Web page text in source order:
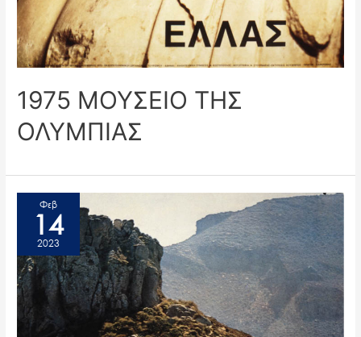
1975 ΜΟΥΣΕΙΟ ΤΗΣ
ΟΛΥΜΠΙΑΣ
Φεβ
14
2023